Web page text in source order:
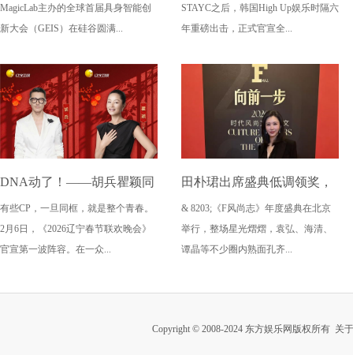
走向全球舞台
MagicLab主办的全球首届具身智能创
新大会（GEIS）在硅谷圆满...
携"叛逆新概念"4.21震撼出
STAYC之后，韩国High Up娱乐时隔六
年重磅出击，正式官宣全...
DNA动了！——胡兵瞿颖同
框《2026辽宁春晚》
有些CP，一旦同框，就是整个青春。
2月6日，《2026辽宁春节联欢晚会》
官宣第一波阵容。在一众...
田朴珺出席盛典低调领奖，
这状态要打满分
& 8203;《F风尚志》年度盛典在北京
举行，整场星光熠熠，袁弘、海清、
谭晶等不少圈内熟面孔齐...
Copyright © 2008-2024 东方娱乐网版权所有 关